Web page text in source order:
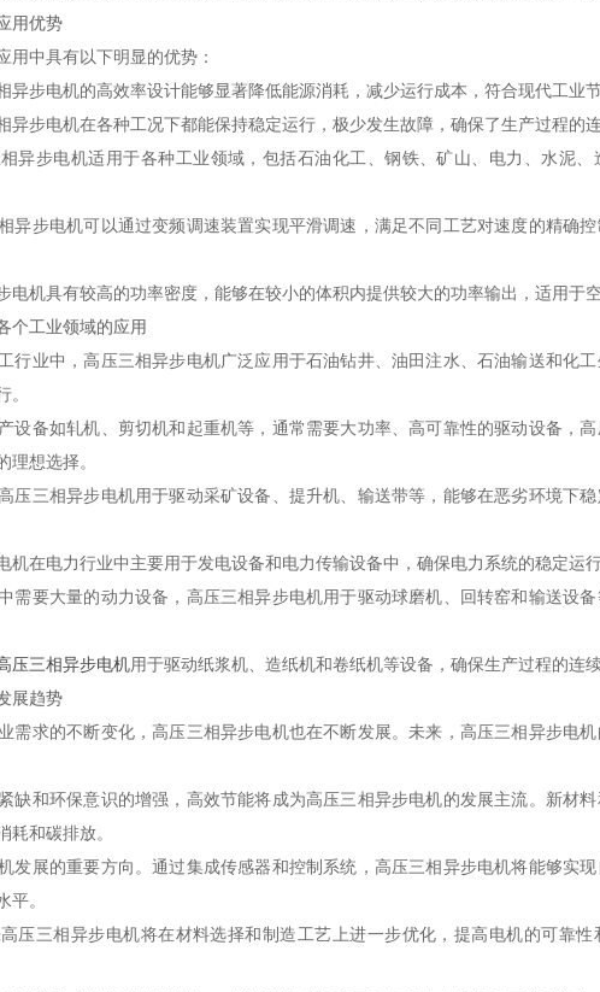
用优势
用中具有以下明显的优势：
异步电机的高效率设计能够显著降低能源消耗，减少运行成本，符合现代工业
异步电机在各种工况下都能保持稳定运行，极少发生故障，确保了生产过程的
相异步电机适用于各种工业领域，包括石油化工、钢铁、矿山、电力、水泥
异步电机可以通过变频调速装置实现平滑调速，满足不同工艺对速度的精确
电机具有较高的功率密度，能够在较小的体积内提供较大的功率输出，适用于
个工业领域的应用
行业中，高压三相异步电机广泛应用于石油钻井、油田注水、石油输送和化
。
设备如轧机、剪切机和起重机等，通常需要大功率、高可靠性的驱动设备，
理想选择。
压三相异步电机用于驱动采矿设备、提升机、输送带等，能够在恶劣环境下
机在电力行业中主要用于发电设备和电力传输设备中，确保电力系统的稳定运
需要大量的动力设备，高压三相异步电机用于驱动球磨机、回转窑和输送设
压三相异步电机用于驱动纸浆机、造纸机和卷纸机等设备，确保生产过程的连
展趋势
需求的不断变化，高压三相异步电机也在不断发展。未来，高压三相异步电
缺和环保意识的增强，高效节能将成为高压三相异步电机的发展主流。新材
耗和碳排放。
发展的重要方向。通过集成传感器和控制系统，高压三相异步电机将能够实
平。
高压三相异步电机将在材料选择和制造工艺上进一步优化，提高电机的可靠